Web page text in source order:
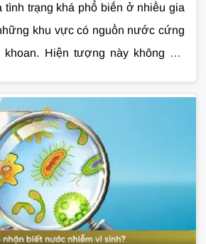
tình trạng khá phổ biến ở nhiều gia
khu vực có nguồn nước cứng
Hiện tượng này không chỉ
nóng lạnh và chất lượng sinh
không được xử lý đúng cách,
thể khiến bạn tốn nhiều chi phí sửa
Giải Pháp Nước tìm hiểu chi tiết